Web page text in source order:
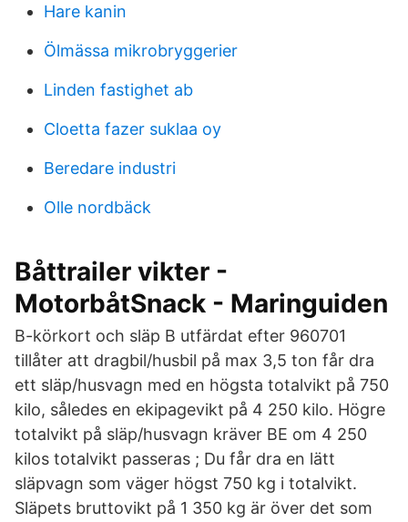
Hare kanin
Ölmässa mikrobryggerier
Linden fastighet ab
Cloetta fazer suklaa oy
Beredare industri
Olle nordbäck
Båttrailer vikter -
MotorbåtSnack - Maringuiden
B-körkort och släp B utfärdat efter 960701
tillåter att dragbil/husbil på max 3,5 ton får dra
ett släp/husvagn med en högsta totalvikt på 750
kilo, således en ekipagevikt på 4 250 kilo. Högre
totalvikt på släp/husvagn kräver BE om 4 250
kilos totalvikt passeras ; Du får dra en lätt
släpvagn som väger högst 750 kg i totalvikt.
Släpets bruttovikt på 1 350 kg är över det som